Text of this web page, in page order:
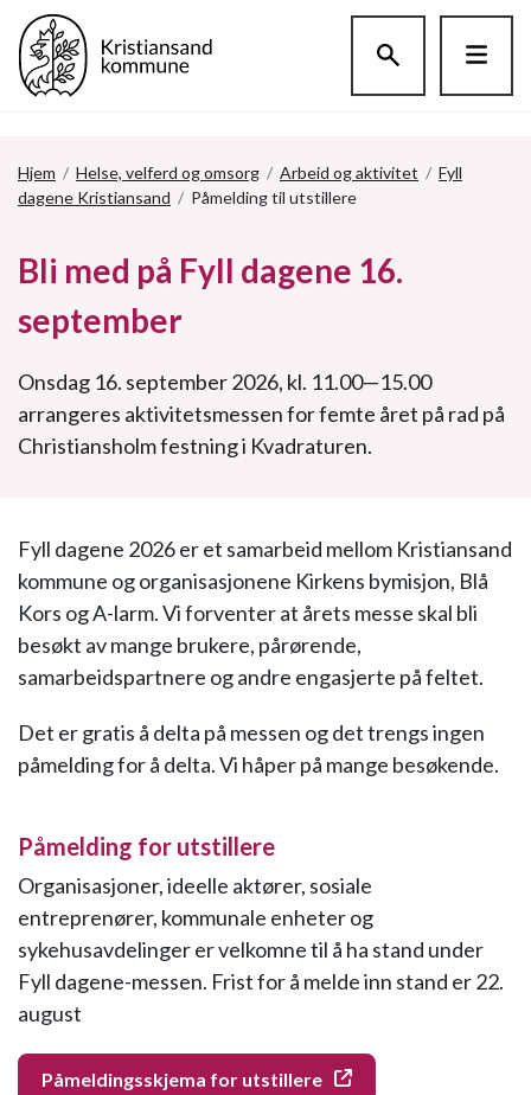
Hjem / Helse, velferd og omsorg / Arbeid og aktivitet / Fyll
dagene Kristiansand / Påmelding til utstillere
Bli med på Fyll dagene 16.
september
Onsdag 16. september 2026, kl. 11.00—15.00
arrangeres aktivitetsmessen for femte året på rad på
Christiansholm festning i Kvadraturen.
Fyll dagene 2026 er et samarbeid mellom Kristiansand
kommune og organisasjonene Kirkens bymisjon, Blå
Kors og A-larm. Vi forventer at årets messe skal bli
besøkt av mange brukere, pårørende,
samarbeidspartnere og andre engasjerte på feltet.
Det er gratis å delta på messen og det trengs ingen
påmelding for å delta. Vi håper på mange besøkende.
Påmelding for utstillere
Organisasjoner, ideelle aktører, sosiale
entreprenører, kommunale enheter og
sykehusavdelinger er velkomne til å ha stand under
Fyll dagene-messen. Frist for å melde inn stand er 22.
august
Påmeldingsskjema for utstillere